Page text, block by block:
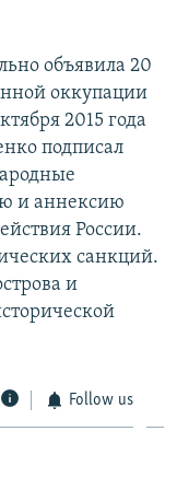
объявила 20
оккупации
2015 года
подписал
и аннексию
России.
санкций.
и
Follow us